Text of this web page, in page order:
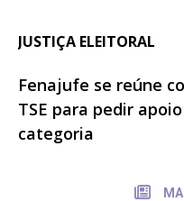
JUSTIÇA ELEITORAL
Fenajufe se reúne
TSE para pedir
categoria